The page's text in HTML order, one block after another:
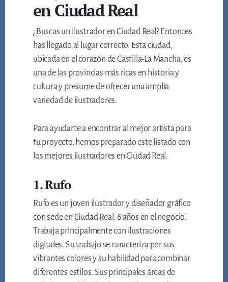
en Ciudad Real
¿Buscas un ilustrador en Ciudad Real? Entonces
has llegado al lugar correcto. Esta ciudad,
ubicada en el corazón de Castilla-La Mancha, es
una de las provincias más ricas en historia y
cultura y presume de ofrecer una amplia
variedad de ilustradores.
Para ayudarte a encontrar al mejor artista para
tu proyecto, hemos preparado este listado con
los mejores ilustradores en Ciudad Real.
1. Rufo
Rufo es un joven ilustrador y diseñador gráfico
con sede en Ciudad Real. 6 años en el negocio.
Trabaja principalmente con ilustraciones
digitales. Su trabajo se caracteriza por sus
vibrantes colores y su habilidad para combinar
diferentes estilos. Sus principales áreas de